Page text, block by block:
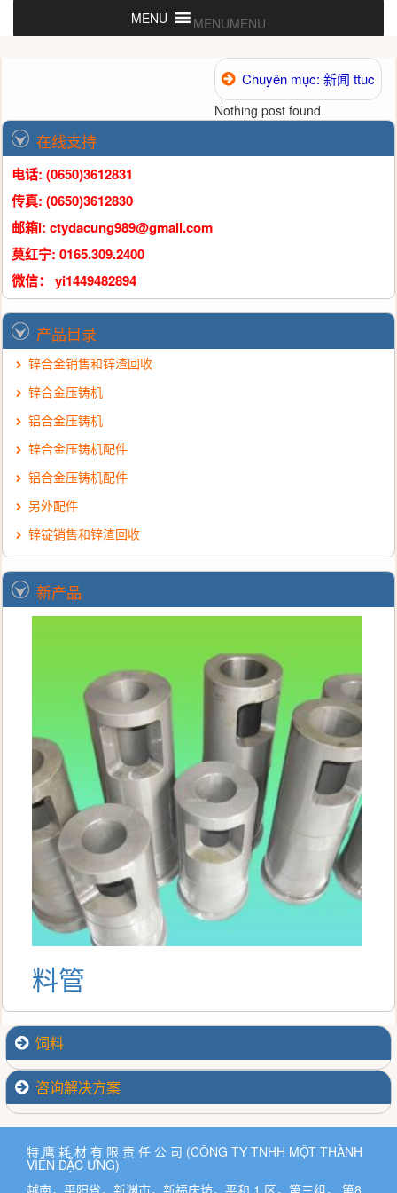
MENUMENU
Chuyên mục: 新闻 ttuc
Nothing post found
在线支持
电话: (0650)3612831
传真: (0650)3612830
邮箱l: ctydacung989@gmail.com
莫红宁: 0165.309.2400
微信： yi1449482894
产品目录
锌合金销售和锌渣回收
锌合金压铸机
铝合金压铸机
锌合金压铸机配件
铝合金压铸机配件
另外配件
锌锭销售和锌渣回收
新产品
料管
饲料
咨询解决方案
特 鹰 耗 材 有 限 责 任 公 司 (CÔNG TY TNHH MỘT THÀNH
VIÊN ĐẶC ƯNG)